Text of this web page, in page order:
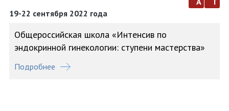
19-22 сентября 2022 года
Общероссийская школа «Интенсив по
эндокринной гинекологии: ступени мастерства»
Подробнее